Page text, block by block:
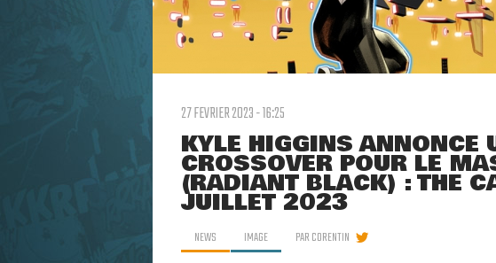
27 FEVRIER 2023 - 16:25
KYLE HIGGINS ANNONCE
CROSSOVER POUR LE
(RADIANT BLACK) : THE
JUILLET 2023
NEWS IMAGE PARCORENTIN